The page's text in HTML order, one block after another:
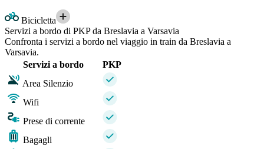
Bicicletta
Servizi a bordo di PKP da Breslavia a Varsavia
Confronta i servizi a bordo nel viaggio in train da Breslavia a
Varsavia.
Servizi a bordo
PKP
Area Silenzio
Wifi
Prese di corrente
Bagagli